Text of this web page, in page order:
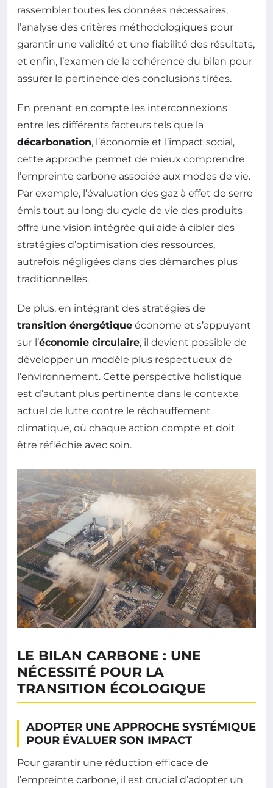
rassembler toutes les données nécessaires,
l’analyse des critères méthodologiques pour
garantir une validité et une fiabilité des résultats,
et enfin, l’examen de la cohérence du bilan pour
assurer la pertinence des conclusions tirées.
En prenant en compte les interconnexions
entre les différents facteurs tels que la
décarbonation, l’économie et l’impact social,
cette approche permet de mieux comprendre
l’empreinte carbone associée aux modes de vie.
Par exemple, l’évaluation des gaz à effet de serre
émis tout au long du cycle de vie des produits
offre une vision intégrée qui aide à cibler des
stratégies d’optimisation des ressources,
autrefois négligées dans des démarches plus
traditionnelles.
De plus, en intégrant des stratégies de
transition énergétique économe et s’appuyant
sur l’économie circulaire, il devient possible de
développer un modèle plus respectueux de
l’environnement. Cette perspective holistique
est d’autant plus pertinente dans le contexte
actuel de lutte contre le réchauffement
climatique, où chaque action compte et doit
être réfléchie avec soin.
LE BILAN CARBONE : UNE
NÉCESSITÉ POUR LA
TRANSITION ÉCOLOGIQUE
ADOPTER UNE APPROCHE SYSTÉMIQUE
POUR ÉVALUER SON IMPACT
Pour garantir une réduction efficace de
l’empreinte carbone, il est crucial d’adopter un